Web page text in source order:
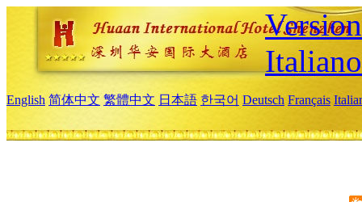
Italiano
English 简体中文 繁體中文 日本語 한국어 Deutsch Français